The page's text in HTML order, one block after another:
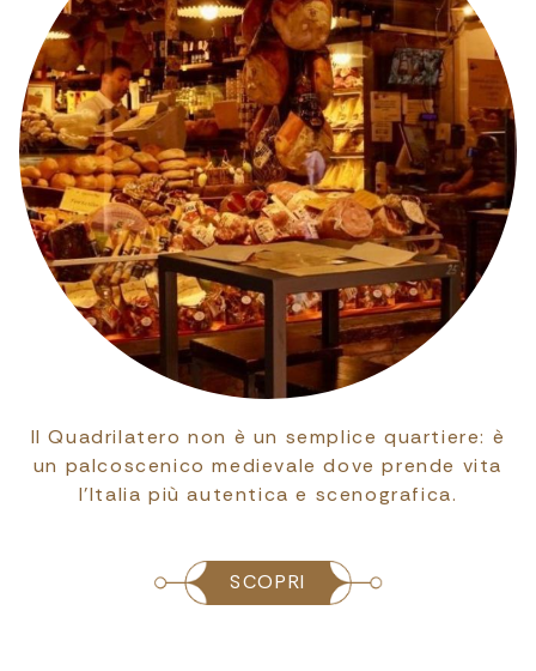
Il Quadrilatero non è un semplice quartiere: è
un palcoscenico medievale dove prende vita
l’Italia più autentica e scenografica.
SCOPRI